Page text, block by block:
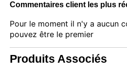
Commentaires client les plus
Pour le moment il n'y a aucun
pouvez être le premier
Produits Associés